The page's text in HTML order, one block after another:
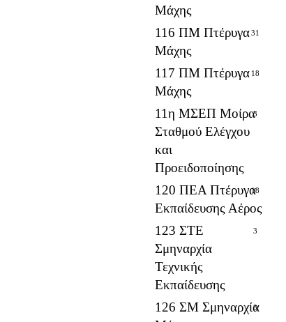
Μάχης
116 ΠΜ Πτέρυγα
Μάχης
31
117 ΠΜ Πτέρυγα
Μάχης
18
11η ΜΣΕΠ Μοίρα
Σταθμού Ελέγχου
και
Προειδοποίησης
3
120 ΠΕΑ Πτέρυγα
Εκπαίδευσης Αέρος
18
123 ΣΤΕ
Σμηναρχία
Τεχνικής
Εκπαίδευσης
3
126 ΣΜ Σμηναρχία
3